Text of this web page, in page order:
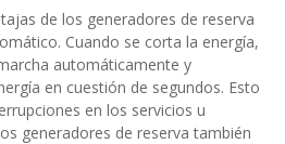
de los generadores de reserva
Cuando se corta la energía,
automáticamente y
en cuestión de segundos. Esto
en los servicios u
generadores de reserva también